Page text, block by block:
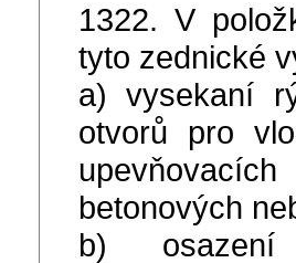
1322. V
tyto zednické
a) vysekaní
otvorů pro
betonových
b) osazení